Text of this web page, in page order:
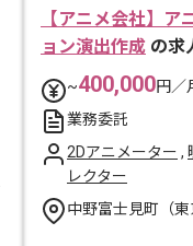
【アニメ会社】ア
ョン演出作成 の求
~400,000円／
業務委託
2Dアニメーター ,
レクター
中野富士見町（東